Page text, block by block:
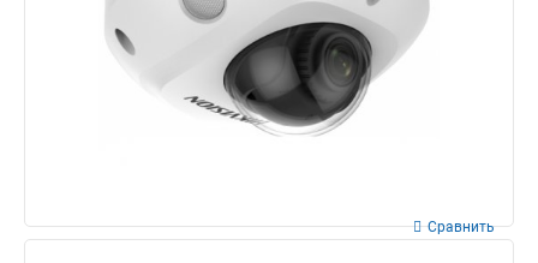
Сравнить